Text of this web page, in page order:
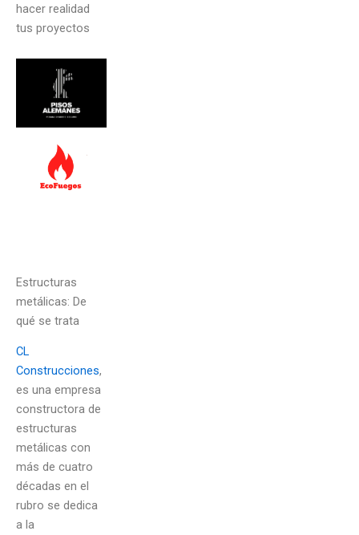
hacer realidad
tus proyectos
Estructuras
metálicas: De
qué se trata
CL
Construcciones,
es una empresa
constructora de
estructuras
metálicas con
más de cuatro
décadas en el
rubro se dedica
a la